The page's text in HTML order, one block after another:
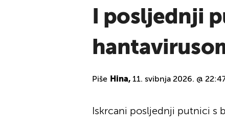
I posljednji
Piše Hina, 11. svibnja 2026. @
Iskrcani posljednji putnici s